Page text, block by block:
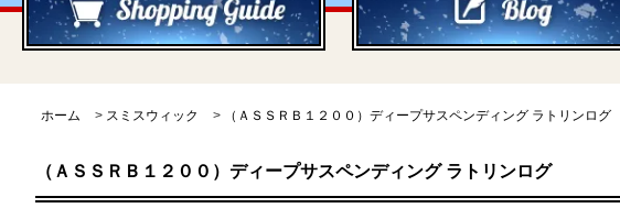
ホーム > スミスウィック > （ＡＳＳＲＢ１２００）ディープサスペンディング ラトリンログ
（ＡＳＳＲＢ１２００）ディープサスペンディング ラトリンログ